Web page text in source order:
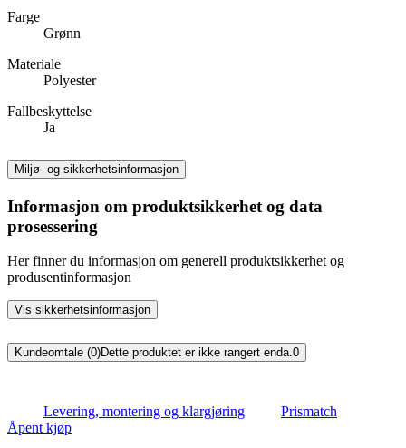
Farge
Grønn
Materiale
Polyester
Fallbeskyttelse
Ja
Miljø- og sikkerhetsinformasjon
Informasjon om produktsikkerhet og data
prosessering
Her finner du informasjon om generell produktsikkerhet og
produsentinformasjon
Vis sikkerhetsinformasjon
Kundeomtale (0)Dette produktet er ikke rangert enda.0
Levering, montering og klargjøring
Prismatch
Åpent kjøp